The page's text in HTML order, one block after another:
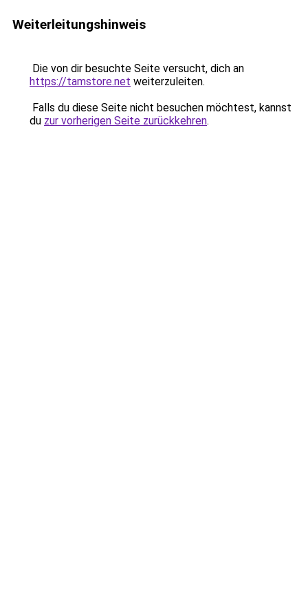
Weiterleitungshinweis
Die von dir besuchte Seite versucht, dich an
https://tamstore.net weiterzuleiten.
Falls du diese Seite nicht besuchen möchtest, kannst
du zur vorherigen Seite zurückkehren.